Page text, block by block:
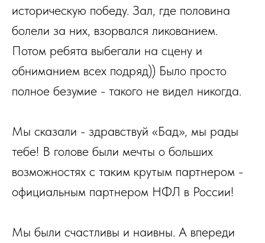
историческую победу. Зал, где половина
болели за них, взорвался ликованием.
Потом ребята выбегали на сцену и
обниманием всех подряд)) Было просто
полное безумие - такого не видел никогда.
Мы сказали - здравствуй «Бад», мы рады
тебе! В голове были мечты о больших
возможностях с таким крутым партнером -
официальным партнером НФЛ в России!
Мы были счастливы и наивны. А впереди